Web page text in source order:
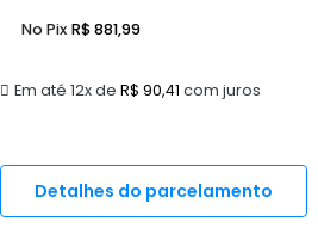
Em até 12x de R$ 90,41 com juros
No Pix R$881,99
Detalhes do parcelamento